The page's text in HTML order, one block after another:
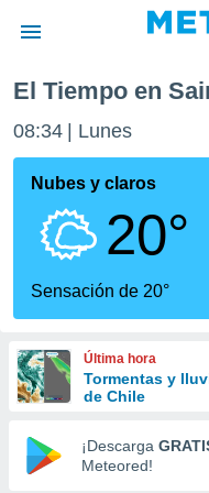
de
por
que se
calidad.
a este
las
y
forma
digital
basada
El Tiempo en
08:34 Lunes
Nubes y claros
20°
Sensación de 20°
Última hora
Tormentas y
de Chile
¡Descarga
Meteored!